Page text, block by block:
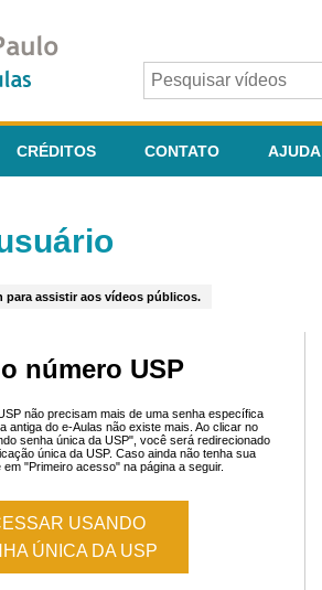
CRÉDITOS CONTATO AJUDA
para assistir aos vídeos públicos.
número USP
não precisam mais de uma senha específica
antiga do e-Aulas não existe mais. Ao clicar no
senha única da USP", você será redirecionado
única da USP. Caso ainda não tenha sua
"Primeiro acesso" na página a seguir.
USANDO
ÚNICA DA USP